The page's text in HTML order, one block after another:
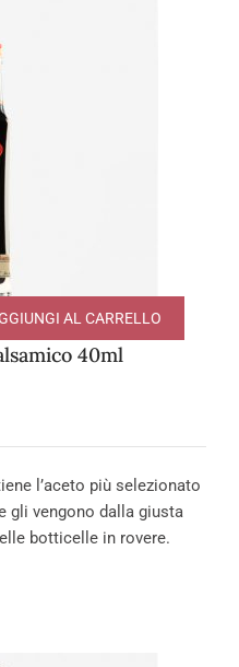
40ml
AL CARRELLO
l’aceto più selezionato
gli vengono dalla giusta
botticelle in rovere.